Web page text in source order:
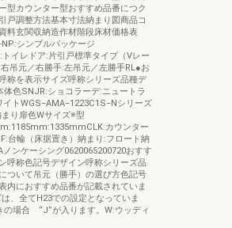
型カウンター型おすすめ品番につク
戸調整方法基本寸法納まり図商品コ
料玄関収納造作材階段床材価格表
シンプルパッケージ
イレドア:片引戸標準タイプ（Vレー
右勝手:左吊元／左勝手RL●お
称を表示サイズ呼称シリーズ品種デ
色SNJR:ショコラーデ:ニュートラ
トWGS−AMA−1223C1S−Nシリーズ
り扉色Wサイズ※型
カウンター
台輪（床据置き）納まり:フロート納
ンケーシング0620065200720おすす
呼称色記号デザイン呼称シリーズ品
ついて吊元（勝手）の選び方色記号
内におすすめ品番が記載されていま
、全てH23での設定となっていま
の場合 “J”が入ります。W:ウッディ